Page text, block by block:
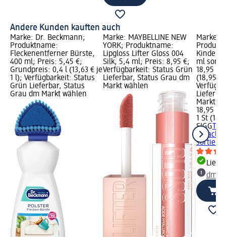
Andere Kunden kauften auch
Marke: Dr. Beckmann;
Produktname:
Fleckenentferner Bürste,
400 ml; Preis: 5,45 €;
Grundpreis: 0,4 l (13,63 € je
1 l); Verfügbarkeit: Status
Grün Lieferbar, Status
Grau dm Markt wählen
Marke: MAYBELLINE NEW
YORK; Produktname:
Lipgloss Lifter Gloss 004
Silk, 5,4 ml; Preis: 8,95 €;
Verfügbarkeit: Status Grün
Lieferbar, Status Grau dm
Markt wählen
Marke:
Kinder
ml
18,95 €;
(18,95 €
Markt
18,95 €
1 St
SIGG
Miracle
sortiert,
dm